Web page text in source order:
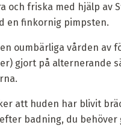
och friska med hjälp av
en finkornig pimpsten.
oumbärliga vården av
gjort på alternerande
att huden har blivit
badning, du